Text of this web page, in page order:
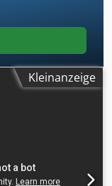
Kleinanzeige